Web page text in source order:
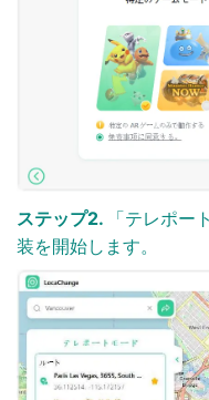
ステップ2.
「テレポー
装を開始します。